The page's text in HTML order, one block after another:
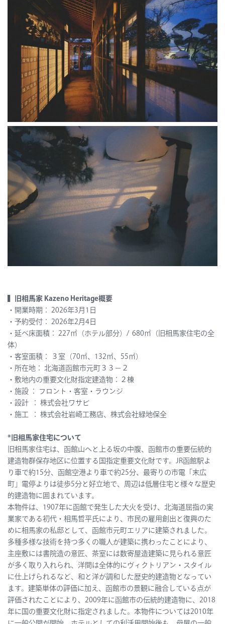
▍旧相馬家 Kazeno Heritage概要
・開業時期： 2026年3月1日
・予約受付： 2026年2月4日
・延べ床面積： 227㎡（ホテル部分）/ 680㎡（旧相馬家住宅の全
体）
・客室面積： ３室（70㎡、132㎡、55㎡）
・所在地： 北海道函館市元町３３−２
・敷地内の重要文化財指定建造物：２棟
・施設 ： フロント・客室・ラウンジ
・設計 ： 株式会社ワサビ
・施工 ： 株式会社岩崎工務店、株式会社緑地保全
*旧相馬家住宅について
旧相馬家住宅は、函館山へと上る坂の中腹、函館市の重要伝統的
建造物群保存地区に位置する国指定重要文化財です。JR函館駅よ
り車で約15分、函館空港より車で約25分、最寄りの市電「末広
町」電停よりは徒歩5分と好立地で、周辺は低層住宅と様々な歴史
的建造物に囲まれています。
本物件は、1907年に函館で発生した大火を受け、北海道屈指の実
業家である初代・相馬哲平氏により、市民の雇用創出と復興のた
めに相馬家の私邸として、函館市元町エリアに建築されました。
多種多様な技術を持つ多くの職人が建築に携わったことにより、
主座敷には書院造の意匠、茶室には数寄屋造建築に見られる意匠
が多く取り入れられ、洋間は全体的にヴィクトリアン・スタイル
に仕上げられるなど、和と洋が調和した歴史的建造物となってい
ます。建築単体の評価に加え、函館市の景観に融合している点が
評価されたことにより、2009年に函館市の伝統的建造物に、2018
年に国の重要文化財に指定されました。本物件については2010年